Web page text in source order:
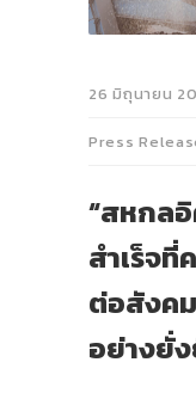
26 มิถุนายน
Press
“สหกลอิ
สำเร็จ
ต่อสังค
อย่างยั่